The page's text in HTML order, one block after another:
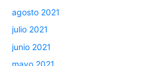
agosto 2021
julio 2021
junio 2021